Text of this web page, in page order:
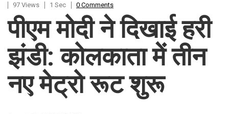
97 Views
1 Sec 0 Comments
पीएम मोदी ने दिखाई हरी
झंडी: कोलकाता में तीन
नए मेट्रो रूट शुरू